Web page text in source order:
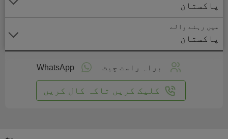
پاکستان
میں رہنے والے
پاکستان
براہ راست چیٹ WhatsApp
کلیک کریں تاکہ کال کریں